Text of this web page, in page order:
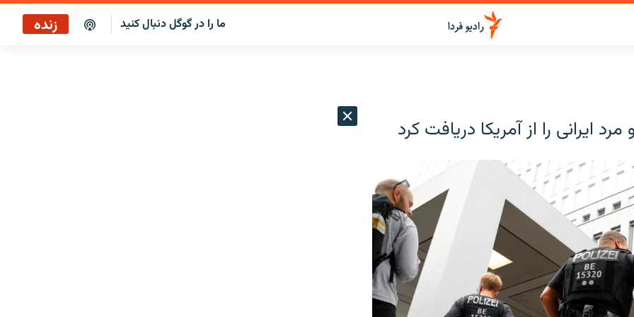
ما را در گوگل دنبال کنید زنده
ایرانی را از آمریکا دریافت کرد